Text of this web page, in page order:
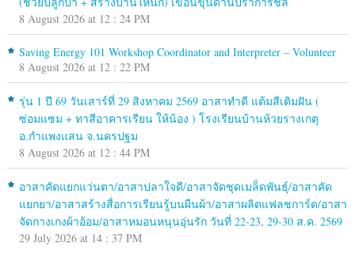
8 August 2026 at 12 : 24 PM
Saving Energy 101 Workshop Coordinator and Interpreter – Volunteer
8 August 2026 at 12 : 22 PM
รุ่น 1 ปี 69 วันเสาร์ที่ 29 สิงหาคม 2569 อาสาทำดี แต้มสีเติมฝัน (
ซ่อมแซม + ทาสีอาคารเรียน ให้น้อง ) โรงเรียนบ้านห้วยรางเกตุ
อ.กำแพงแสน จ.นครปฐม
8 August 2026 at 12 : 44 PM
อาสาคัดแยกแว่นตา/อาสาปลาใจดี/อาสาจัดชุดเมล็ดพันธุ์/อาสาคัด
แยกยา/อาสาสร้างสื่อการเรียนรู้บนผืนผ้า/อาสาผลิตแฟลชการ์ด/อาสา
จัดกางเกงผ้าอ้อม/อาสาหมอนหนุนอุ่นรัก วันที่ 22-23, 29-30 ส.ค. 2569
29 July 2026 at 14 : 37 PM